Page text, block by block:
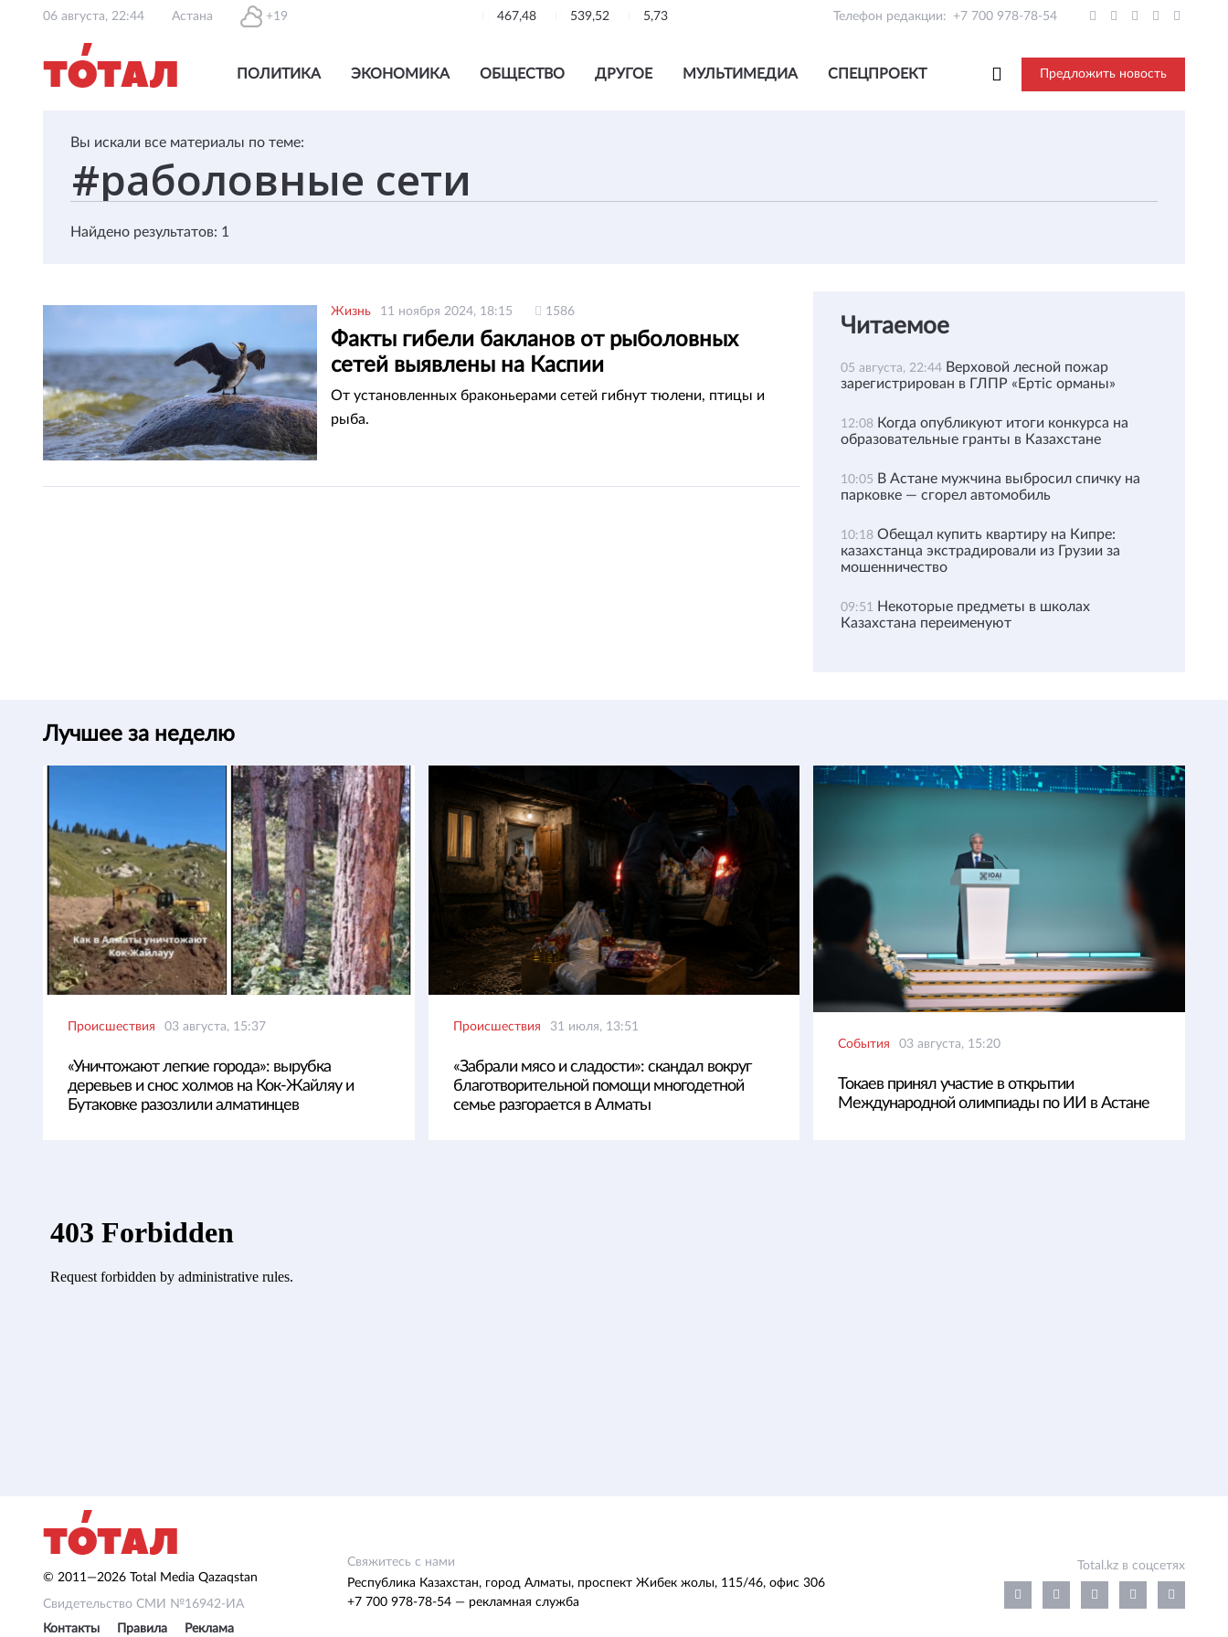
06 августа, 22:44 Астана +19 467,48 539,52 5,73 Телефон редакции: +7 700 978-78-54
ПОЛИТИКА ЭКОНОМИКА ОБЩЕСТВО ДРУГОЕ МУЛЬТИМЕДИА СПЕЦПРОЕКТ Предложить новость
Вы искали все материалы по теме:
Найдено результатов: 1
Жизнь 11 ноября 2024, 18:15 1586
Факты гибели бакланов от рыболовных
сетей выявлены на Каспии
От установленных браконьерами сетей гибнут тюлени, птицы и
рыба.
Читаемое
05 августа, 22:44 Верховой лесной пожар
зарегистрирован в ГЛПР «Ертіс орманы»
12:08 Когда опубликуют итоги конкурса на
образовательные гранты в Казахстане
10:05 В Астане мужчина выбросил спичку на
парковке — сгорел автомобиль
10:18 Обещал купить квартиру на Кипре:
казахстанца экстрадировали из Грузии за
мошенничество
09:51 Некоторые предметы в школах
Казахстана переименуют
Лучшее за неделю
Происшествия 03 августа, 15:37
«Уничтожают легкие города»: вырубка
деревьев и снос холмов на Кок-Жайляу и
Бутаковке разозлили алматинцев
Происшествия 31 июля, 13:51
«Забрали мясо и сладости»: скандал вокруг
благотворительной помощи многодетной
семье разгорается в Алматы
События 03 августа, 15:20
Токаев принял участие в открытии
Международной олимпиады по ИИ в Астане
© 2011—2026 Total Media Qazaqstan
Свидетельство СМИ №16942-ИА
Контакты
Правила Реклама
Свяжитесь с нами
Республика Казахстан, город Алматы, проспект Жибек жолы, 115/46, офис 306
+7 700 978-78-54 — рекламная служба
Total.kz в соцсетях